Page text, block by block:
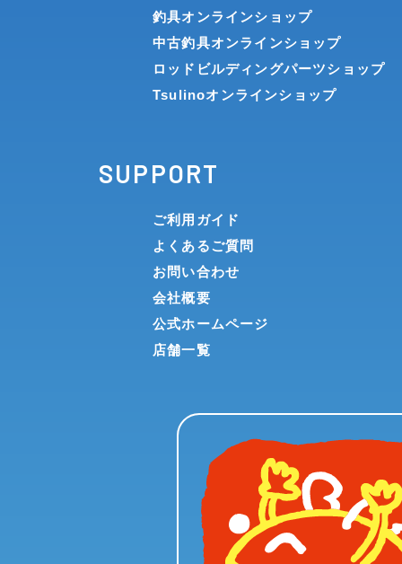
釣具オンラインショップ
中古釣具オンラインショップ
ロッドビルディングパーツショップ
Tsulinoオンラインショップ
SUPPORT
ご利用ガイド
よくあるご質問
お問い合わせ
会社概要
公式ホームページ
店舗一覧